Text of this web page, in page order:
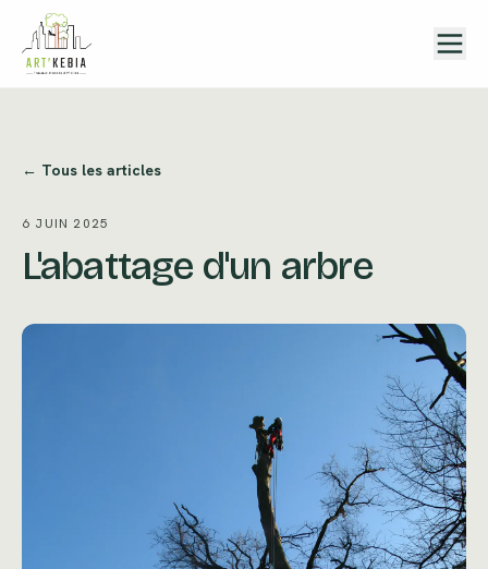
Aller au contenu
← Tous les articles
6 JUIN 2025
L'abattage d'un arbre